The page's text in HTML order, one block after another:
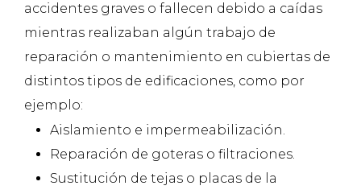
accidentes graves o fallecen debido a caídas
mientras realizaban algún trabajo de
reparación o mantenimiento en cubiertas de
distintos tipos de edificaciones, como por
ejemplo:
Aislamiento e impermeabilización.
Reparación de goteras o filtraciones.
Sustitución de tejas o placas de la